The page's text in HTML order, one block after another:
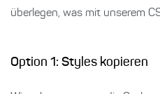
überlegen, was mit unserem
Option 1: Styles kopieren